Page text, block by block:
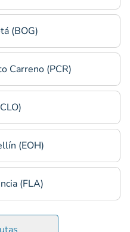
(BOG)
Carreno (PCR)
(EOH)
(FLA)